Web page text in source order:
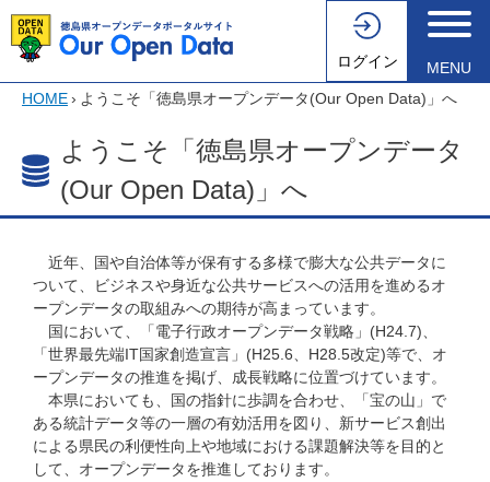
ログイン
MENU
HOME› ようこそ「徳島県オープンデータ(Our Open Data)」へ
ようこそ「徳島県オープンデータ
(Our Open Data)」へ
近年、国や自治体等が保有する多様で膨大な公共データに
ついて、ビジネスや身近な公共サービスへの活用を進めるオ
ープンデータの取組みへの期待が高まっています。
国において、「電子行政オープンデータ戦略」(H24.7)、
「世界最先端IT国家創造宣言」(H25.6、H28.5改定)等で、オ
ープンデータの推進を掲げ、成長戦略に位置づけています。
本県においても、国の指針に歩調を合わせ、「宝の山」で
ある統計データ等の一層の有効活用を図り、新サービス創出
による県民の利便性向上や地域における課題解決等を目的と
して、オープンデータを推進しております。